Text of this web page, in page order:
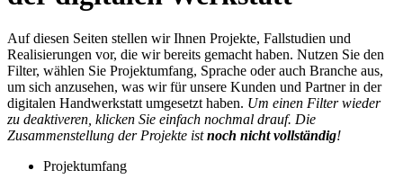
Auf diesen Seiten stellen wir Ihnen Projekte, Fallstudien und
Realisierungen vor, die wir bereits gemacht haben. Nutzen Sie den
Filter, wählen Sie Projektumfang, Sprache oder auch Branche aus,
um sich anzusehen, was wir für unsere Kunden und Partner in der
digitalen Handwerkstatt umgesetzt haben. Um einen Filter wieder
zu deaktiveren, klicken Sie einfach nochmal drauf. Die
Zusammenstellung der Projekte istnoch nicht vollständig!
Projektumfang